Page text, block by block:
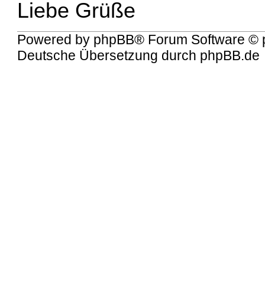
Liebe Grüße
Powered by phpBB® Forum Software ©
Deutsche Übersetzung durch phpBB.de